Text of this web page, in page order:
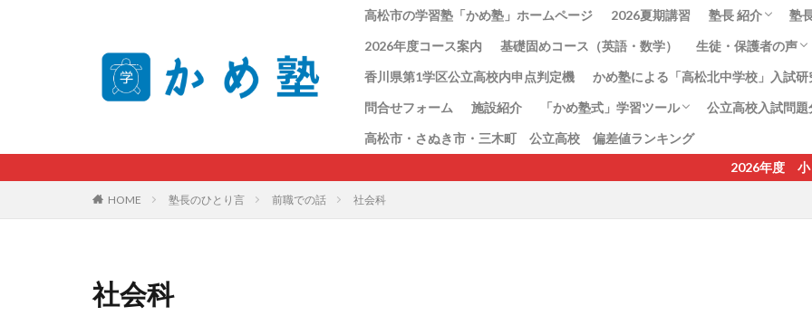
高松市の学習塾「かめ塾」ホームページ 2026夏期講習 塾長 紹介
塾長のねがい
塾長、島千恵子
塾
2026年度コース案内
基礎固めコース（英語・数学） 生徒・保護者の声
高松北中学校合格
香川県第1学区公立高校内申点判定機 かめ塾による「高松北中学校」入試研
問合せフォーム
施設紹介 「かめ塾式」学習ツール
地理教科書準拠プリント
語呂合わせプリント
かめ塾式地理記述プリント
公立高校入試問題
高松市・さぬき市・三木町 公立高校 偏差値ランキング
2026年度 小６～
HOME 塾長のひとり言 前職での話 社会科
社会科